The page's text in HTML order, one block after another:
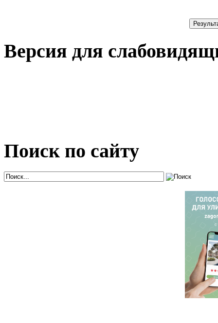
Версия для
Поиск по сайту